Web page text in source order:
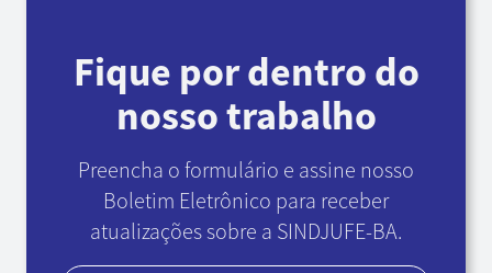
Fique por dentro do
nosso trabalho
Preencha o formulário e assine nosso
Boletim Eletrônico para receber
atualizações sobre a SINDJUFE-BA.